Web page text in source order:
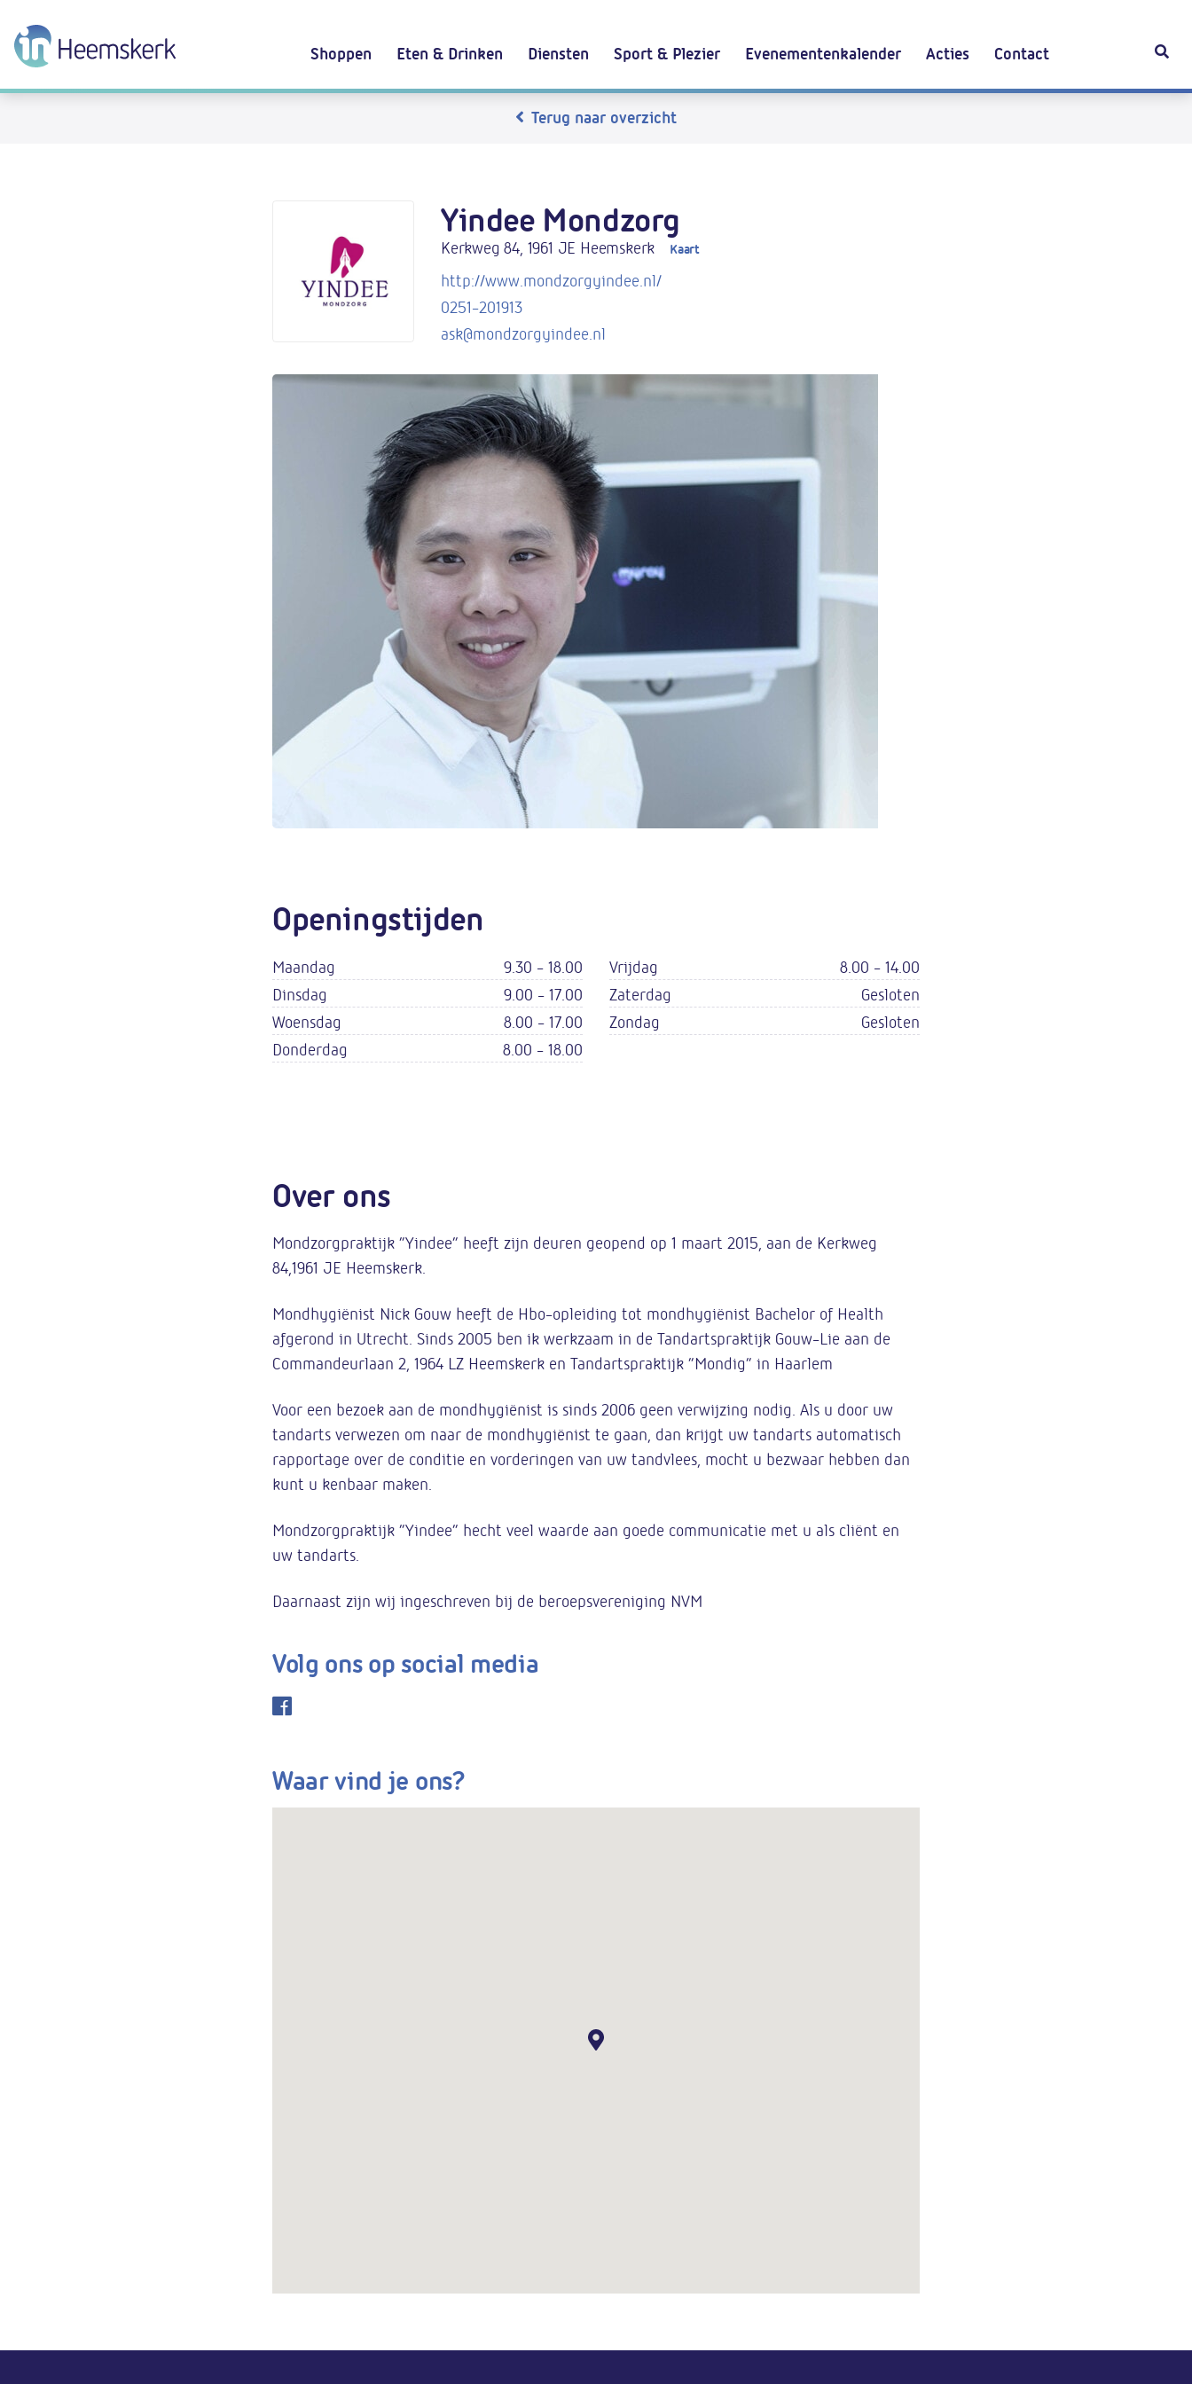
Shoppen Eten & Drinken Diensten Sport & Plezier Evenementenkalender Acties Contact
Terug naar overzicht
Yindee Mondzorg
Kerkweg 84, 1961 JE Heemskerk Kaart
http://www.mondzorgyindee.nl/
0251-201913
ask@mondzorgyindee.nl
Openingstijden
Maandag
9.30 - 18.00
Dinsdag
9.00 - 17.00
Woensdag
8.00 - 17.00
Donderdag
8.00 - 18.00
Vrijdag
8.00 - 14.00
Zaterdag
Gesloten
Zondag
Gesloten
Over ons
Mondzorgpraktijk “Yindee” heeft zijn deuren geopend op 1 maart 2015, aan de Kerkweg
84,1961 JE Heemskerk.
Mondhygiënist Nick Gouw heeft de Hbo-opleiding tot mondhygiënist Bachelor of Health
afgerond in Utrecht. Sinds 2005 ben ik werkzaam in de Tandartspraktijk Gouw-Lie aan de
Commandeurlaan 2, 1964 LZ Heemskerk en Tandartspraktijk “Mondig” in Haarlem
Voor een bezoek aan de mondhygiënist is sinds 2006 geen verwijzing nodig. Als u door uw
tandarts verwezen om naar de mondhygiënist te gaan, dan krijgt uw tandarts automatisch
rapportage over de conditie en vorderingen van uw tandvlees, mocht u bezwaar hebben dan
kunt u kenbaar maken.
Mondzorgpraktijk “Yindee” hecht veel waarde aan goede communicatie met u als cliënt en
uw tandarts.
Daarnaast zijn wij ingeschreven bij de beroepsvereniging NVM
Volg ons op social media
Waar vind je ons?